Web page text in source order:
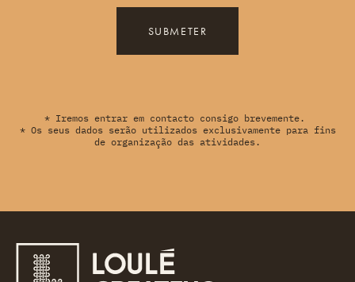
SUBMETER
* Iremos entrar em contacto consigo brevemente.
* Os seus dados serão utilizados exclusivamente para fins
de organização das atividades.